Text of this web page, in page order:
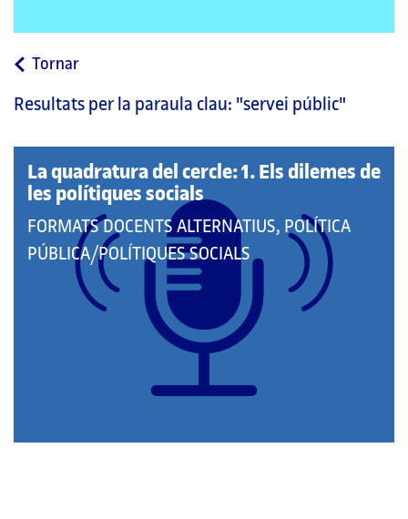
Tornara
pàgina
Resultats per la paraula clau: "servei públic"
La quadratura del cercle: 1. Els dilemes de
les polítiques socials
QUE
PERTANY
FORMATS DOCENTS ALTERNATIUS, POLÍTICA
PÚBLICA/POLÍTIQUES SOCIALS